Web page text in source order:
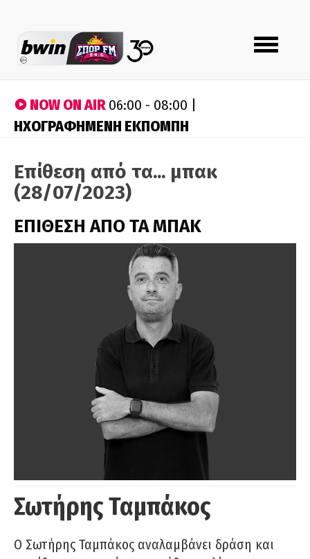
Toggle
navigation
NOW ON AIR06:00 - 08:00 |
ΗΧΟΓΡΑΦΗΜΕΝΗ ΕΚΠΟΜΠΗ
Επίθεση από τα... μπακ
(28/07/2023)
ΕΠΙΘΕΣΗ ΑΠΟ ΤΑ ΜΠΑΚ
Σωτήρης Ταμπάκος
Ο Σωτήρης Ταμπάκος αναλαμβάνει δράση και